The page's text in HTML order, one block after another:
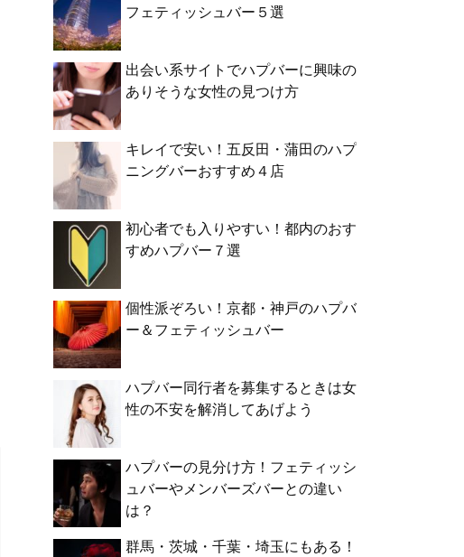
フェティッシュバー５選
出会い系サイトでハプバーに興味の
ありそうな女性の見つけ方
キレイで安い！五反田・蒲田のハプ
ニングバーおすすめ４店
初心者でも入りやすい！都内のおす
すめハプバー７選
個性派ぞろい！京都・神戸のハプバ
ー＆フェティッシュバー
ハプバー同行者を募集するときは女
性の不安を解消してあげよう
ハプバーの見分け方！フェティッシ
ュバーやメンバーズバーとの違い
は？
群馬・茨城・千葉・埼玉にもある！